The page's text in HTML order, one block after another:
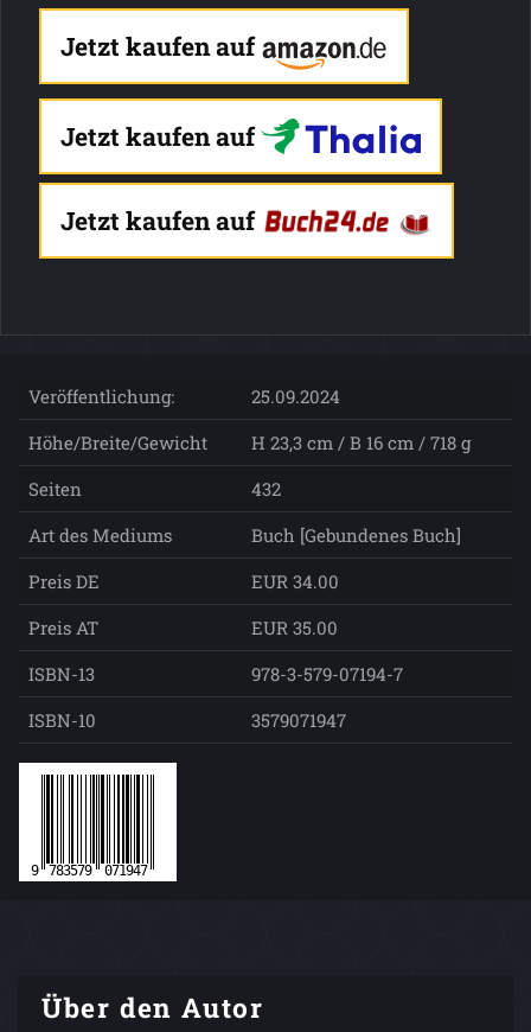
Jetzt kaufen auf
Jetzt kaufen auf
Jetzt kaufen auf
Veröffentlichung:
25.09.2024
Höhe/Breite/Gewicht
H 23,3 cm / B 16 cm / 718 g
Seiten
432
Art des Mediums
Buch [Gebundenes Buch]
Preis DE
EUR 34.00
Preis AT
EUR 35.00
ISBN-13
978-3-579-07194-7
ISBN-10
3579071947
Über den Autor